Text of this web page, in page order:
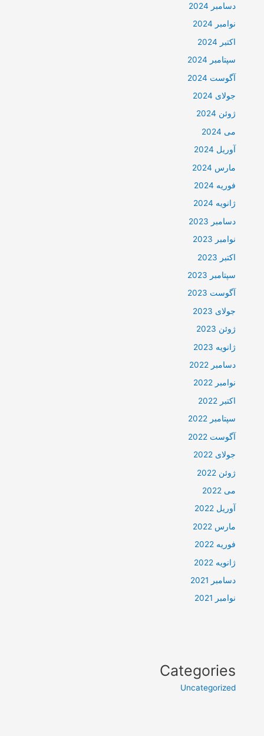
دسامبر 2024
نوامبر 2024
اکتبر 2024
سپتامبر 2024
آگوست 2024
جولای 2024
ژوئن 2024
می 2024
آوریل 2024
مارس 2024
فوریه 2024
ژانویه 2024
دسامبر 2023
نوامبر 2023
اکتبر 2023
سپتامبر 2023
آگوست 2023
جولای 2023
ژوئن 2023
ژانویه 2023
دسامبر 2022
نوامبر 2022
اکتبر 2022
سپتامبر 2022
آگوست 2022
جولای 2022
ژوئن 2022
می 2022
آوریل 2022
مارس 2022
فوریه 2022
ژانویه 2022
دسامبر 2021
نوامبر 2021
Categories
Uncategorized